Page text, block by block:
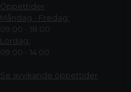
Öppettider
Måndag - Fredag:
09.00 - 18.00
Lördag:
09.00 - 14.00
Se avvikande öppettider